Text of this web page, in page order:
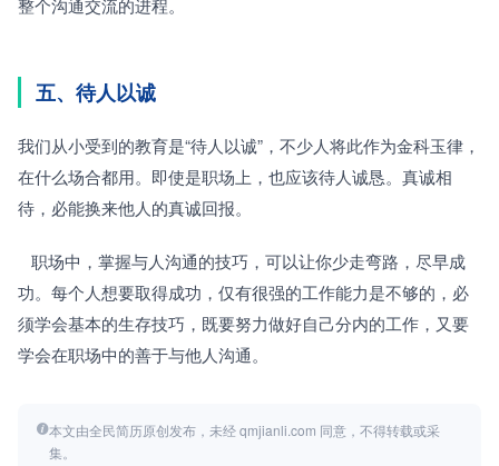
整个沟通交流的进程。
五、待人以诚
我们从小受到的教育是“待人以诚”，不少人将此作为金科玉律，
在什么场合都用。即使是职场上，也应该待人诚恳。真诚相
待，必能换来他人的真诚回报。
功。每个人想要取得成功，仅有很强的工作能力是不够的，必
须学会基本的生存技巧，既要努力做好自己分内的工作，又要
学会在职场中的善于与他人沟通。
本文由全民简历原创发布，未经 qmjianli.com 同意，不得转载或采
集。